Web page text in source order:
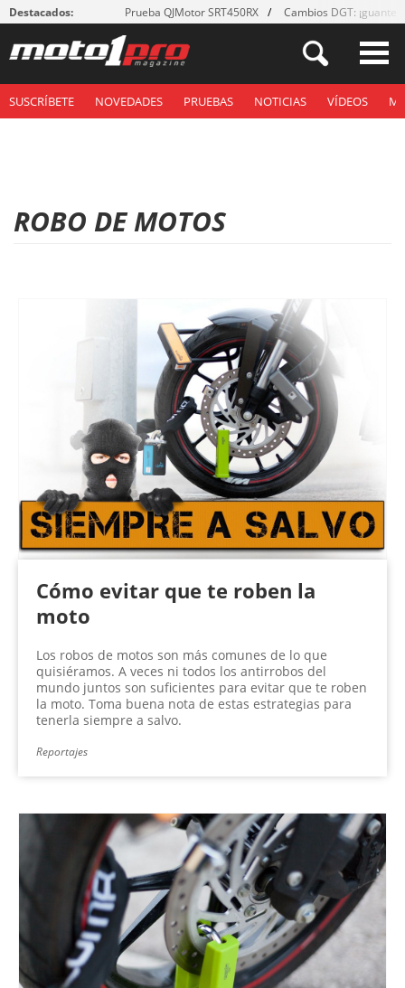
Destacados: Prueba QJMotor SRT450RX Cambios DGT: ¡guantes!
SUSCRÍBETE NOVEDADES PRUEBAS NOTICIAS VÍDEOS
ROBO DE MOTOS
Cómo evitar que te roben la
moto
Los robos de motos son más comunes de lo que
quisiéramos. A veces ni todos los antirrobos del
mundo juntos son suficientes para evitar que te roben
la moto. Toma buena nota de estas estrategias para
tenerla siempre a salvo.
Reportajes